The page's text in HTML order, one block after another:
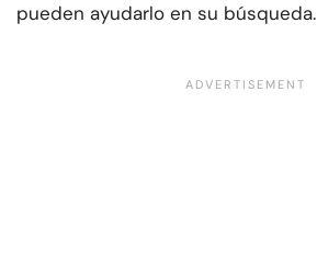
pueden ayudarlo en su búsqueda.